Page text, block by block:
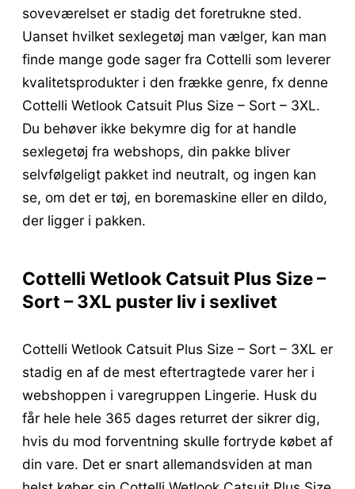
soveværelset er stadig det foretrukne sted.
Uanset hvilket sexlegetøj man vælger, kan man
finde mange gode sager fra Cottelli som leverer
kvalitetsprodukter i den frække genre, fx denne
Cottelli Wetlook Catsuit Plus Size – Sort – 3XL.
Du behøver ikke bekymre dig for at handle
sexlegetøj fra webshops, din pakke bliver
selvfølgeligt pakket ind neutralt, og ingen kan
se, om det er tøj, en boremaskine eller en dildo,
der ligger i pakken.
Cottelli Wetlook Catsuit Plus Size –
Sort – 3XL puster liv i sexlivet
Cottelli Wetlook Catsuit Plus Size – Sort – 3XL er
stadig en af de mest eftertragtede varer her i
webshoppen i varegruppen Lingerie. Husk du
får hele hele 365 dages returret der sikrer dig,
hvis du mod forventning skulle fortryde købet af
din vare. Det er snart allemandsviden at man